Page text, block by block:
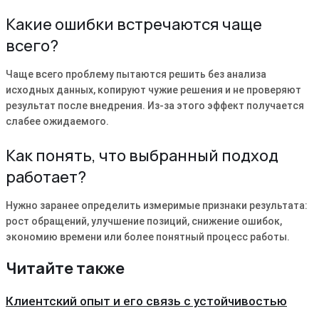
Какие ошибки встречаются чаще
всего?
Чаще всего проблему пытаются решить без анализа
исходных данных, копируют чужие решения и не проверяют
результат после внедрения. Из-за этого эффект получается
слабее ожидаемого.
Как понять, что выбранный подход
работает?
Нужно заранее определить измеримые признаки результата:
рост обращений, улучшение позиций, снижение ошибок,
экономию времени или более понятный процесс работы.
Читайте также
Клиентский опыт и его связь с устойчивостью